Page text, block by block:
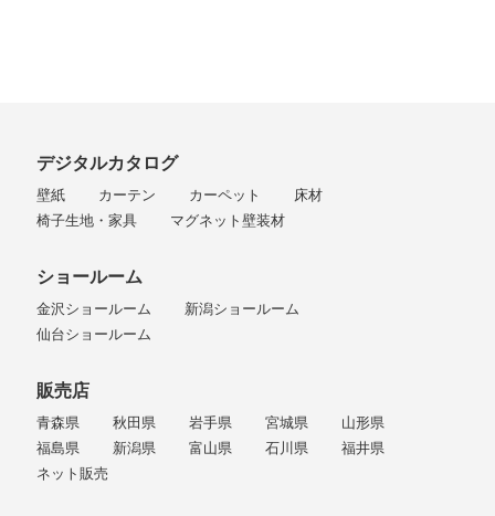
デジタルカタログ
壁紙 カーテン カーペット
床材
椅子生地・家具
マグネット壁装材
ショールーム
金沢ショールーム
新潟ショールーム
仙台ショールーム
販売店
青森県 秋田県 岩手県 宮城県
山形県
福島県
新潟県 富山県 石川県
福井県
ネット販売